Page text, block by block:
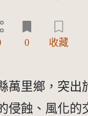
本平台有限度公開瀏覽
0 收藏
萬里鄉，突出
侵蝕、風化的